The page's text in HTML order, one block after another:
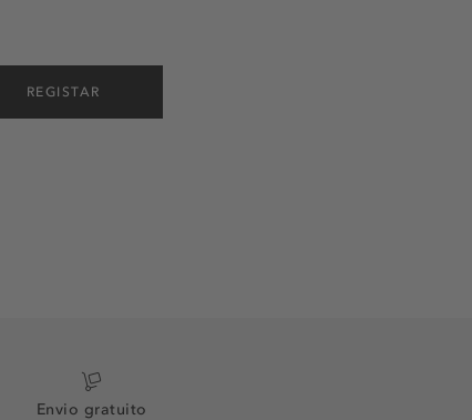
REGISTAR
Envio gratuito